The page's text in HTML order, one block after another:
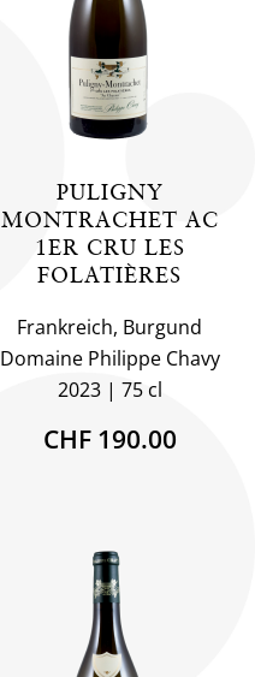
PULIGNY
MONTRACHET AC
1ER CRU LES
FOLATIÈRES
Frankreich, Burgund
Domaine Philippe Chavy
2023
75 cl
CHF 190.00